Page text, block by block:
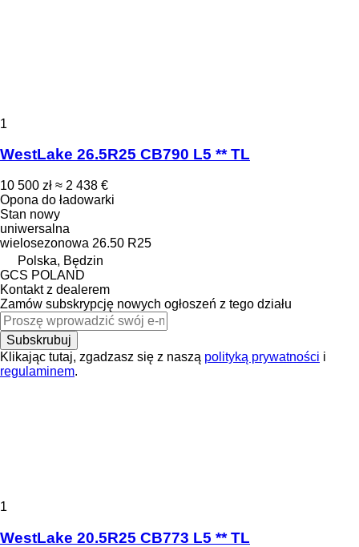
1
WestLake 26.5R25 CB790 L5 ** TL
10 500 zł ≈ 2 438 €
Opona do ładowarki
Stan nowy
uniwersalna
wielosezonowa 26.50 R25
Polska, Będzin
GCS POLAND
Kontakt z dealerem
Zamów subskrypcję nowych ogłoszeń z tego działu
Subskrubuj
Klikając tutaj, zgadzasz się z naszą polityką prywatności i
regulaminem.
1
WestLake 20.5R25 CB773 L5 ** TL